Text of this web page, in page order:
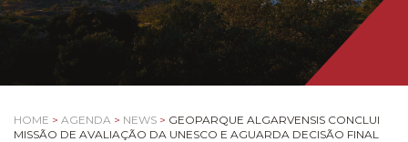
HOME > AGENDA > NEWS > GEOPARQUE ALGARVENSIS CONCLUI
MISSÃO DE AVALIAÇÃO DA UNESCO E AGUARDA DECISÃO FINAL